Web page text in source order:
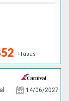
+Tasas
14/06/2027